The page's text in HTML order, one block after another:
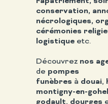
conservation,
nécrologiques,
cérémonies
logistiqueetc.
Découvrez nos
de pompes
funèbres à douai,
montigny-en-